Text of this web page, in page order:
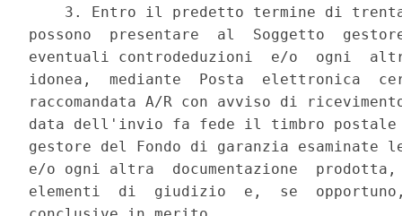
3. Entro il predetto termine di
possono  presentare  al  Soggetto
eventuali controdeduzioni  e/o  ogni
idonea,  mediante  Posta  elettronica
raccomandata A/R con avviso di
data dell'invio fa fede il timbro postale
gestore del Fondo di garanzia esaminate
e/o ogni altra  documentazione
elementi  di  giudizio  e,  se